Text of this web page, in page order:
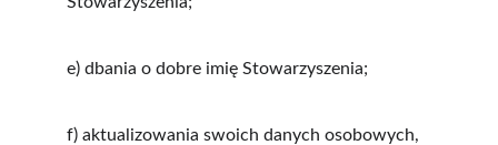
e) dbania o dobre imię Stowarzyszenia;
f) aktualizowania swoich danych osobowych,